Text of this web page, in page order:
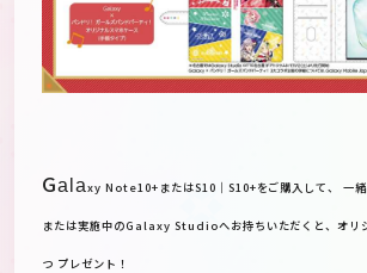
Galaxy Note10+またはS10｜S10+をご購入して、
または実施中のGalaxy Studioへお持ちいただく と、オリ
つ プレゼント！